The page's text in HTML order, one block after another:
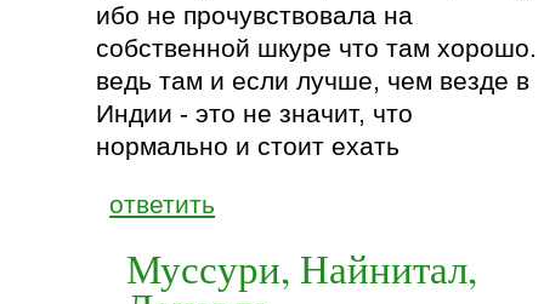
ибо не прочувствовала на
собственной шкуре что там хорошо.
ведь там и если лучше, чем везде в
Индии - это не значит, что
нормально и стоит ехать
ответить
Муссури, Найнитал,